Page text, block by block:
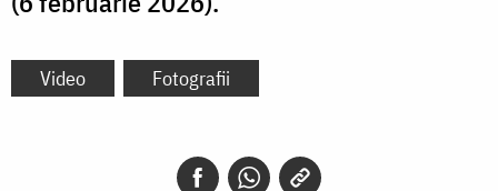
Video Fotografii